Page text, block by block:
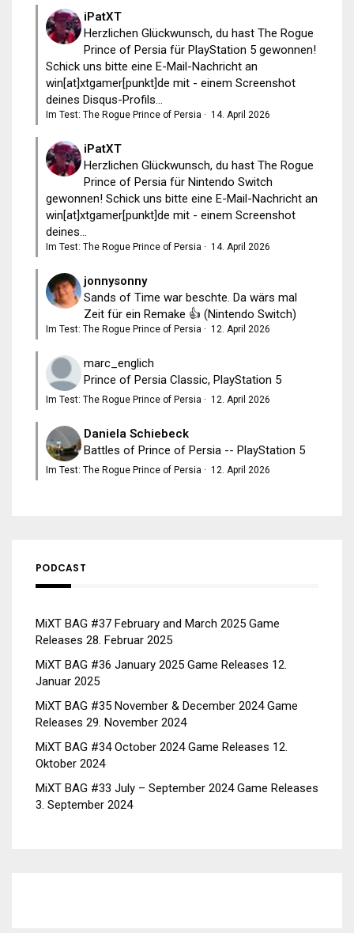
iPatXT
Herzlichen Glückwunsch, du hast The Rogue
Prince of Persia für PlayStation 5 gewonnen!
Schick uns bitte eine E-Mail-Nachricht an
win[at]xtgamer[punkt]de mit - einem Screenshot
deines Disqus-Profils...
Im Test: The Rogue Prince of Persia · 14. April 2026
iPatXT
Herzlichen Glückwunsch, du hast The Rogue
Prince of Persia für Nintendo Switch
gewonnen! Schick uns bitte eine E-Mail-Nachricht an
win[at]xtgamer[punkt]de mit - einem Screenshot
deines...
Im Test: The Rogue Prince of Persia · 14. April 2026
jonnysonny
Sands of Time war beschte. Da wärs mal
Zeit für ein Remake 👍 (Nintendo Switch)
Im Test: The Rogue Prince of Persia · 12. April 2026
marc_englich
Prince of Persia Classic, PlayStation 5
Im Test: The Rogue Prince of Persia · 12. April 2026
Daniela Schiebeck
Battles of Prince of Persia -- PlayStation 5
Im Test: The Rogue Prince of Persia · 12. April 2026
PODCAST
MiXT BAG #37 February and March 2025 Game
Releases 28. Februar 2025
MiXT BAG #36 January 2025 Game Releases 12.
Januar 2025
MiXT BAG #35 November & December 2024 Game
Releases 29. November 2024
MiXT BAG #34 October 2024 Game Releases 12.
Oktober 2024
MiXT BAG #33 July – September 2024 Game Releases
3. September 2024